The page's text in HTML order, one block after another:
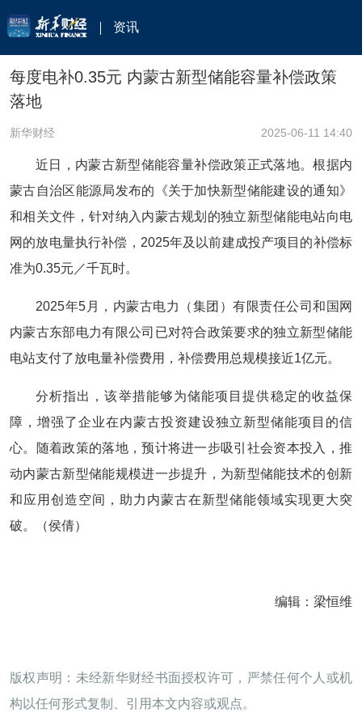
资讯
每度电补0.35元 内蒙古新型储能容量补偿政策
落地
新华财经 2025-06-11 14:40
近日，内蒙古新型储能容量补偿政策正式落地。根据内
蒙古自治区能源局发布的《关于加快新型储能建设的通知》
和相关文件，针对纳入内蒙古规划的独立新型储能电站向电
网的放电量执行补偿，2025年及以前建成投产项目的补偿标
准为0.35元／千瓦时。
2025年5月，内蒙古电力（集团）有限责任公司和国网
内蒙古东部电力有限公司已对符合政策要求的独立新型储能
电站支付了放电量补偿费用，补偿费用总规模接近1亿元。
分析指出，该举措能够为储能项目提供稳定的收益保
障，增强了企业在内蒙古投资建设独立新型储能项目的信
心。随着政策的落地，预计将进一步吸引社会资本投入，推
动内蒙古新型储能规模进一步提升，为新型储能技术的创新
和应用创造空间，助力内蒙古在新型储能领域实现更大突
破。（侯倩）
编辑：梁恒维
版权声明：未经新华财经书面授权许可，严禁任何个人或机
构以任何形式复制、引用本文内容或观点。